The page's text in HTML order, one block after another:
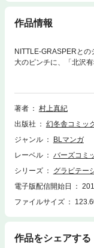
作品情報
NITTLE-GRASPERと
大のピンチに、「北沢
著者
村上真紀
出版社
幻冬舎コミッ
ジャンル
BLマンガ
レーベル
バーズコミ
シリーズ
グラビテー
電子版配信開始日
ファイルサイズ
作品をシェアする